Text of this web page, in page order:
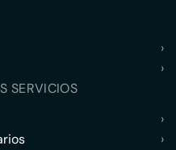
›
›
SERVICIOS
›
›